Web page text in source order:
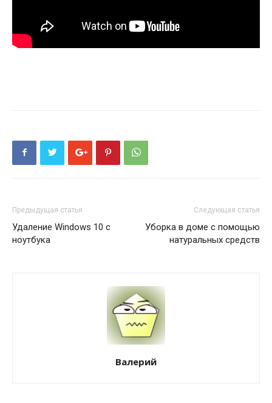
Предыдущая статья
Удаление Windows 10 с
ноутбука
Следующая статья
Уборка в доме с помощью
натуральных средств
Валерий